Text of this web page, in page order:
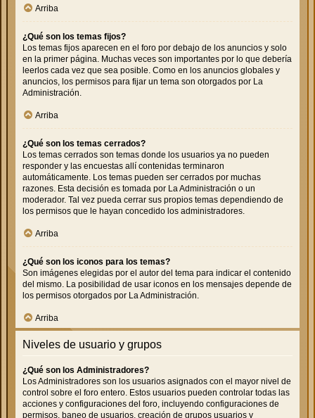
Arriba
¿Qué son los temas fijos?
Los temas fijos aparecen en el foro por debajo de los anuncios y solo
en la primer página. Muchas veces son importantes por lo que debería
leerlos cada vez que sea posible. Como en los anuncios globales y
anuncios, los permisos para fijar un tema son otorgados por La
Administración.
Arriba
¿Qué son los temas cerrados?
Los temas cerrados son temas donde los usuarios ya no pueden
responder y las encuestas allí contenidas terminaron
automáticamente. Los temas pueden ser cerrados por muchas
razones. Esta decisión es tomada por La Administración o un
moderador. Tal vez pueda cerrar sus propios temas dependiendo de
los permisos que le hayan concedido los administradores.
Arriba
¿Qué son los iconos para los temas?
Son imágenes elegidas por el autor del tema para indicar el contenido
del mismo. La posibilidad de usar iconos en los mensajes depende de
los permisos otorgados por La Administración.
Arriba
Niveles de usuario y grupos
¿Qué son los Administradores?
Los Administradores son los usuarios asignados con el mayor nivel de
control sobre el foro entero. Estos usuarios pueden controlar todas las
acciones y configuraciones del foro, incluyendo configuraciones de
permisos, baneo de usuarios, creación de grupos usuarios y